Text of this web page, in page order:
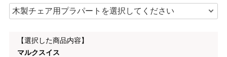
【選択した商品内容】
マルクスイス